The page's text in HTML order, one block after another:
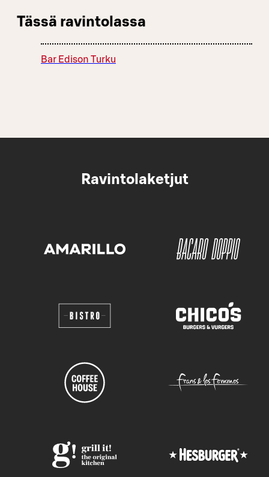
Tässä ravintolassa
Bar Edison Turku
Ravintolaketjut